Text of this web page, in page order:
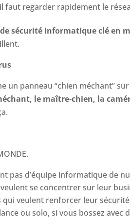
faut regarder rapidement le
de sécurité informatique clé en
un panneau “chien méchant”
le maître-chien, la
pas d’équipe informatique de
se concentrer sur leur
qui veulent renforcer leur sécurité
ou solo, si vous bossez avec